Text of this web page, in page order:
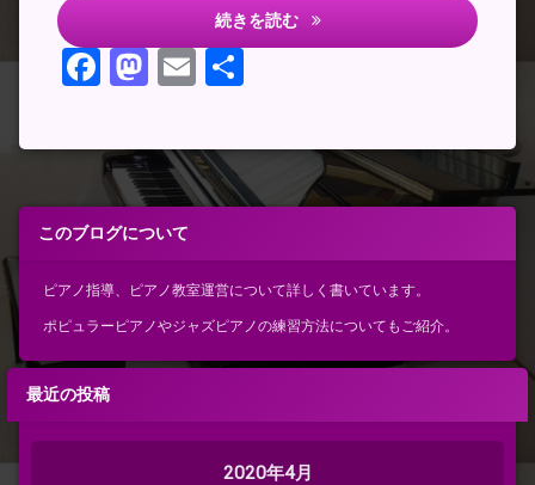
続きを読む 発表会会場に確認
Facebook
Mastodon
Email
認)
このブログについて
ピアノ指導、ピアノ教室運営について詳しく書いています。
ポピュラーピアノやジャズピアノの練習方法についてもご紹介。
最近の投稿
2020年4月